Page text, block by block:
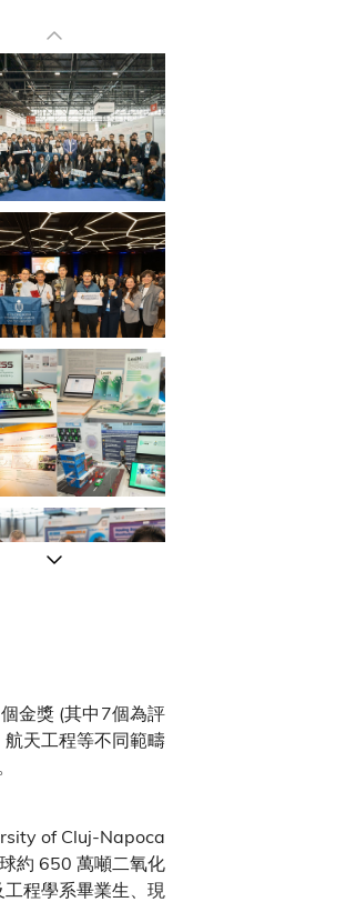
Automobile Club Prize – ACS」。
金獎 (其中7個為評
天工程等不同範疇
of Cluj-Napoca
約 650 萬噸二氧化
程學系畢業生、現